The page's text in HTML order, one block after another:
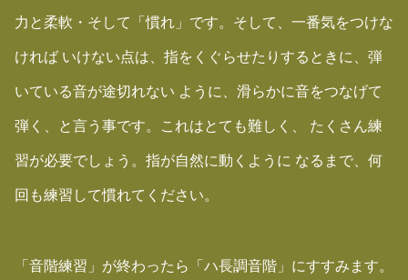
力と柔軟・そして「慣れ」です。そして、一番気をつけな
ければ いけない点は、指をくぐらせたりするときに、弾
いている音が途切れない ように、滑らかに音をつなげて
弾く、と言う事です。これはとても難しく、 たくさん練
習が必要でしょう。指が自然に動くように なるまで、何
回も練習して慣れてください。
「音階練習」が終わったら「ハ長調音階」にすすみます。